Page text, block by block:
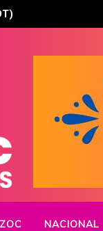
NACIONAL